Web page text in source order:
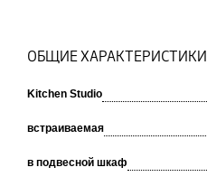
ОБЩИЕ ХАРАКТЕРИСТИКИ
Kitchen Studio
встраиваемая
в подвесной шкаф